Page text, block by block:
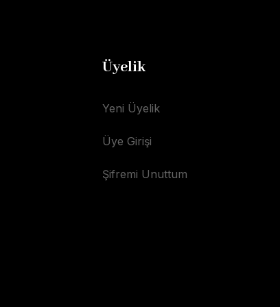
Üyelik
Yeni Üyelik
Üye Girişi
Şifremi Unuttum